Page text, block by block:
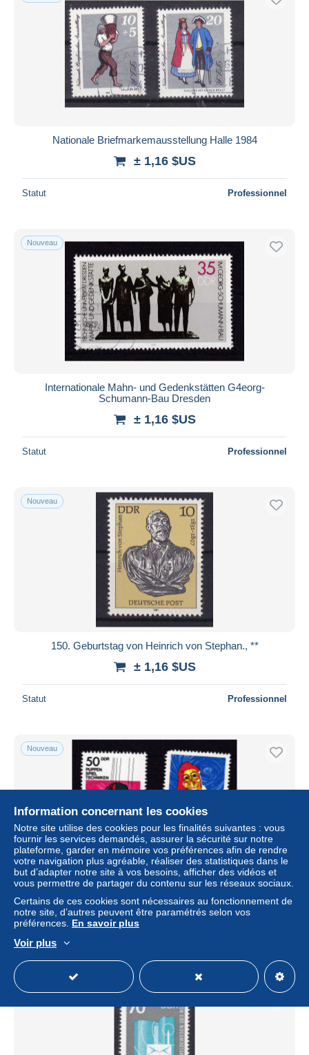
Nationale Briefmarkemausstellung Halle 1984
± 1,16 $US
Statut Professionnel
Nouveau
Internationale Mahn- und Gedenkstätten G4eorg-
Schumann-Bau Dresden
± 1,16 $US
Statut Professionnel
Nouveau
150. Geburtstag von Heinrich von Stephan., **
± 1,16 $US
Statut Professionnel
Nouveau
± 1,16 $US
Statut
Nouveau
Information concernant les cookies
Notre site utilise des cookies pour les finalités suivantes : vous
fournir les services demandés, assurer la sécurité sur notre
plateforme, garder en mémoire vos préférences afin de rendre
votre navigation plus agréable, réaliser des statistiques dans le
but d’adapter notre site à vos besoins, afficher des vidéos et
vous permettre de partager du contenu sur les réseaux sociaux.
Certains de ces cookies sont nécessaires au fonctionnement de
notre site, d’autres peuvent être paramétrés selon vos
préférences. En savoir plus
Voir plus